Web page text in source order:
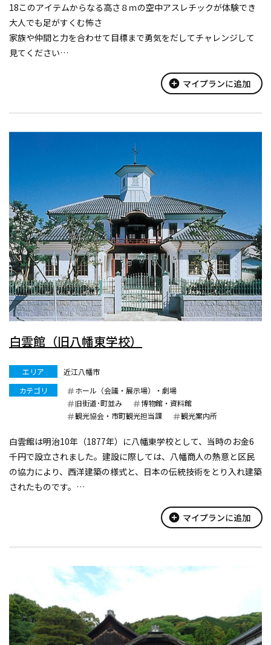
18このアイテムからなる高さ８ｍの空中アスレチックが体験でき
大人でも足がすくむ怖さ
家族や仲間と力を合わせて目標まで勇気をだしてチャレンジして
見てください
約２００ｍの空中スライダーも魅力的で鳥になっ...
add_circle マイプランに追加
白雲館（旧八幡東学校）
エリア
近江八幡市
カテゴリ
ホール（会議・展示場）・劇場
旧街道･町並み
博物館・資料館
観光協会・市町観光担当課
観光案内所
白雲館は明治10年（1877年）に八幡東学校として、当時のお金6
千円で設立されました。建設に際しては、八幡商人の熱意と区民
の協力により、西洋建築の様式と、日本の伝統技術をとり入れ建築
されたものです。
add_circle マイプランに追加